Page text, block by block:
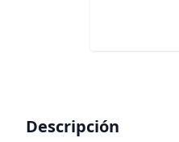
Descripción